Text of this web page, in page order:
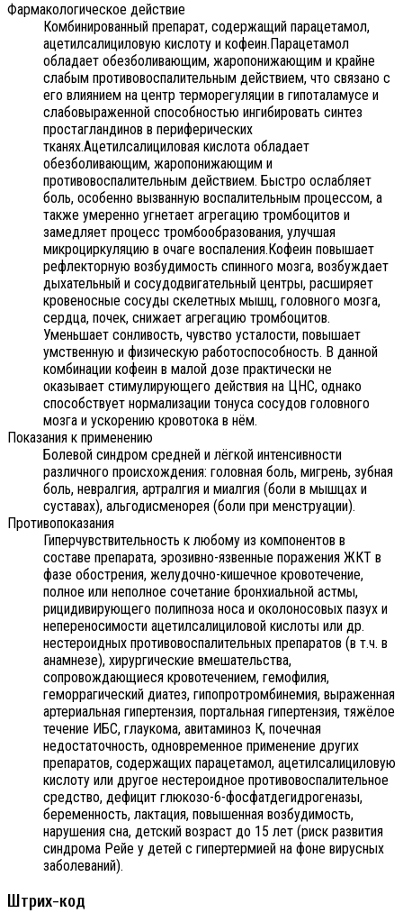
Фармакологическое действие
Комбинированный препарат, содержащий парацетамол,
ацетилсалициловую кислоту и кофеин.Парацетамол
обладает обезболивающим, жаропонижающим и крайне
слабым противовоспалительным действием, что связано с
его влиянием на центр терморегуляции в гипоталамусе и
слабовыраженной способностью ингибировать синтез
простагландинов в периферических
тканях.Ацетилсалициловая кислота обладает
обезболивающим, жаропонижающим и
противовоспалительным действием. Быстро ослабляет
боль, особенно вызванную воспалительным процессом, а
также умеренно угнетает агрегацию тромбоцитов и
замедляет процесс тромбообразования, улучшая
микроциркуляцию в очаге воспаления.Кофеин повышает
рефлекторную возбудимость спинного мозга, возбуждает
дыхательный и сосудодвигательный центры, расширяет
кровеносные сосуды скелетных мышц, головного мозга,
сердца, почек, снижает агрегацию тромбоцитов.
Уменьшает сонливость, чувство усталости, повышает
умственную и физическую работоспособность. В данной
комбинации кофеин в малой дозе практически не
оказывает стимулирующего действия на ЦНС, однако
способствует нормализации тонуса сосудов головного
мозга и ускорению кровотока в нём.
Показания к применению
Болевой синдром средней и лёгкой интенсивности
различного происхождения: головная боль, мигрень, зубная
боль, невралгия, артралгия и миалгия (боли в мышцах и
суставах), альгодисменорея (боли при менструации).
Противопоказания
Гиперчувствительность к любому из компонентов в
составе препарата, эрозивно-язвенные поражения ЖКТ в
фазе обострения, желудочно-кишечное кровотечение,
полное или неполное сочетание бронхиальной астмы,
рицидивирующего полипноза носа и околоносовых пазух и
непереносимости ацетилсалициловой кислоты или др.
нестероидных противовоспалительных препаратов (в т.ч. в
анамнезе), хирургические вмешательства,
сопровождающиеся кровотечением, гемофилия,
геморрагический диатез, гипопротромбинемия, выраженная
артериальная гипертензия, портальная гипертензия, тяжёлое
течение ИБС, глаукома, авитаминоз К, почечная
недостаточность, одновременное применение других
препаратов, содержащих парацетамол, ацетилсалициловую
кислоту или другое нестероидное противовоспалительное
средство, дефицит глюкозо-6-фосфатдегидрогеназы,
беременность, лактация, повышенная возбудимость,
нарушения сна, детский возраст до 15 лет (риск развития
синдрома Рейе у детей с гипертермией на фоне вирусных
заболеваний).
Штрих-код